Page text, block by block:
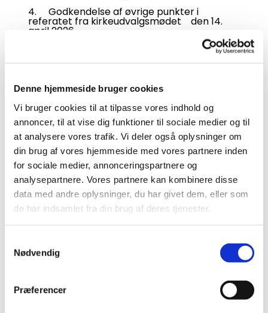
Denne hjemmeside bruger cookies
Vi bruger cookies til at tilpasse vores indhold og
annoncer, til at vise dig funktioner til sociale medier og til
at analysere vores trafik. Vi deler også oplysninger om
din brug af vores hjemmeside med vores partnere inden
for sociale medier, annonceringspartnere og
analysepartnere. Vores partnere kan kombinere disse
data med andre oplysninger, du har givet dem, eller som
de har indsamlet fra din brug af deres tjenester.
Nødvendig
Præferencer
4. Godkendelse af øvrige punkter i
referatet fra kirkeudvalgsmødet den 14.
april 2026.
Behandling af forslag til ny serviceaftale for
serviceaftalen med APCOA som i stedet
opfordres til at besøge parkeringspladsen
oftere.
5. Meddelelser fra:
a. Formanden
Der er lavet aftale med Vor Frelser kirke at
vi i ugerne 21, 22 og 23 lægger kirkerum til
Vor Frelser sogns begravelser/bisættelser,
da de skal have monteret forsatsvinduer i
kirken. De medbringer organist og korister
samt kirketjener. Kordegnene fra Vor Frelser
og Vor Frue koordinerer indbyrdes.
b. Kontaktpersonen
diskuteret med medarbejderne. Der er
enighed om, at vi på nuværende tidspunkt
Intet